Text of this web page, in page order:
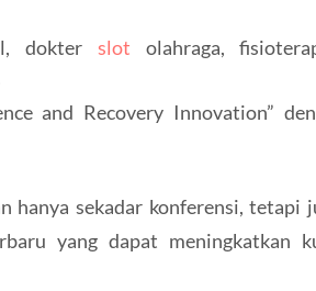
dokter slot olahraga,
and Recovery Innovation”
hanya sekadar konferensi, tetapi
yang dapat meningkatkan